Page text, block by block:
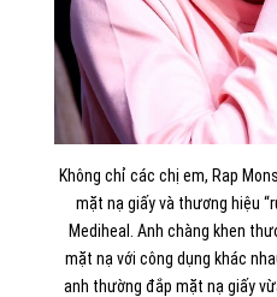
Không chỉ các chị em, Rap
mặt nạ giấy và thương hiệu
Mediheal. Anh chàng khen
mặt nạ với công dụng khác
anh thường đắp mặt nạ giấy